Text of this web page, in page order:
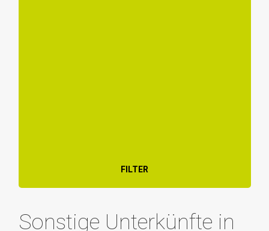
FILTER
Sonstige Unterkünfte in